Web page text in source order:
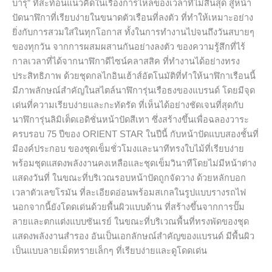
บารุ” ที่สะท้อนแนวคิดในเรื่องการไหลของเวลาที่ไม่สิ้นสุด สู่หน้า
ปัดนาฬิกาที่เรียบง่ายในขนาดตัวเรือนที่ลงตัว ที่ทำให้เหมาะอย่าง
ยิ่งกับการสวมใส่ในทุกโอกาส ทั้งในการทำงานไปจนถึงวันสบายๆ
ของทุกวัน จากการผสมผสานกันอย่างลงตัว ของความรู้สึกที่ไร้
กาลเวลาที่ได้จากนาฬิกาดีไซน์คลาสสิค ที่ทำงานได้อย่างทรง
ประสิทธิภาพ ด้วยชุดกลไกอินเฮ้าส์อัตโนมัติที่ทำให้นาฬิกาเรือนนี้
มีภาพลักษณ์สำคัญในสไตล์นาฬิการุ่นเรือธงของแบรนด์ โดยมีจุด
เด่นที่ความเรียบง่ายและกะทัดรัด ที่เห็นได้อย่างชัดเจนที่สุดกับ
นาฬิการุ่นลิมิเต็ดเอดิชั่นหน้าปัดสีเทา ซึ่งสร้างขึ้นเพื่อฉลองวาระ
ครบรอบ 75 ปีของ ORIENT STAR ในปีนี้ กับหน้าปัดแบบสองชั้นที่
มีองค์ประกอบ ของชุดเข็มชั่วโมงและนาทีทรงใบไม้ที่เรียบง่าย
พร้อมชุดแสดงพลังงานคงเหลือและชุดเข็มวินาทีโดยไม่มีหน้าต่าง
แสดงวันที่ ในขณะที่บริเวณรอบหน้าปัดถูกจัดวาง ด้วยหลักบอก
เวลาตัวเลขโรมัน ที่ละเอียดอ่อนพร้อมสเกลในรูปแบบรางรถไฟ
นอกจากนี้ยังโดดเด่นด้วยพื้นผิวแบบด้าน ที่สร้างขึ้นจากการปั๊ม
ลายและตกแต่งแบบซันเรย์ ในขณะที่บริเวณพื้นที่ทรงพัดของชุด
แสดงพลังงานสำรอง อันเป็นเอกลักษณ์สำคัญของแบรนด์ มีพื้นผิว
เป็นแบบลายเม็ดทรายเล็กๆ ที่เรียบง่ายและดูโดดเด่น
ใน
อุดมคติ
พบ
ได้
ใน